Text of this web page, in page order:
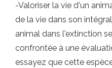
-Valoriser la vie d'un
de la vie dans son
animal dans l'extinction
confrontée à une
essayez que cette